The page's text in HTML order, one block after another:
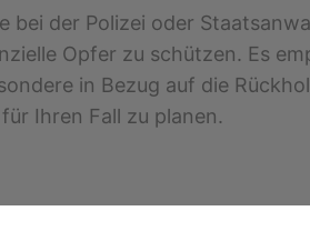
bei der Polizei oder
Opfer zu schützen. Es
in Bezug auf die
Ihren Fall zu planen.
kann nicht pauschal